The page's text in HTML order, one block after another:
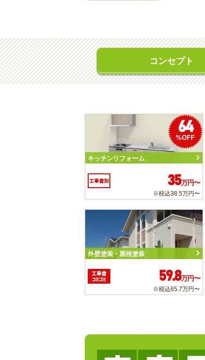
コンセプト
64
%OFF
キッチンリフォーム
工事費別 35万円〜
※税込38.5万円〜
外壁塗装・屋根塗装
工事費
コミコミ
59.8万円〜
※税込65.7万円〜